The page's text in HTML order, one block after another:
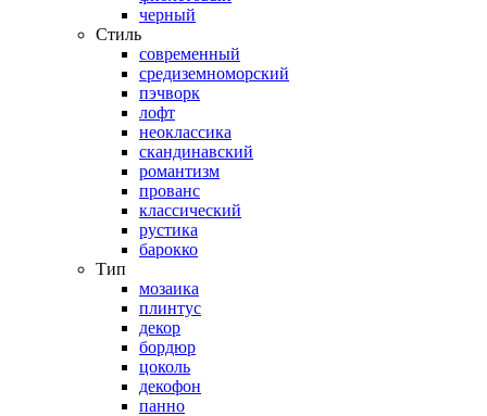
черный
Стиль
современный
средиземноморский
пэчворк
лофт
неоклассика
скандинавский
романтизм
прованс
классический
рустика
барокко
Тип
мозаика
плинтус
декор
бордюр
цоколь
декофон
панно